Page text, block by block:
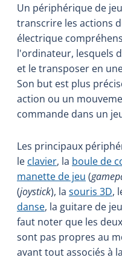
Un périphérique de
transcrire les actions
électrique
l'ordinateur, lesquels
et le transposer en
Son but est plus
action ou un
commande dans un
Les principaux
le clavier, la boule de
manette de jeu (
(joystick), la souris 3D,
danse, la guitare de
faut noter que les
sont pas propres au
avant tout associés à